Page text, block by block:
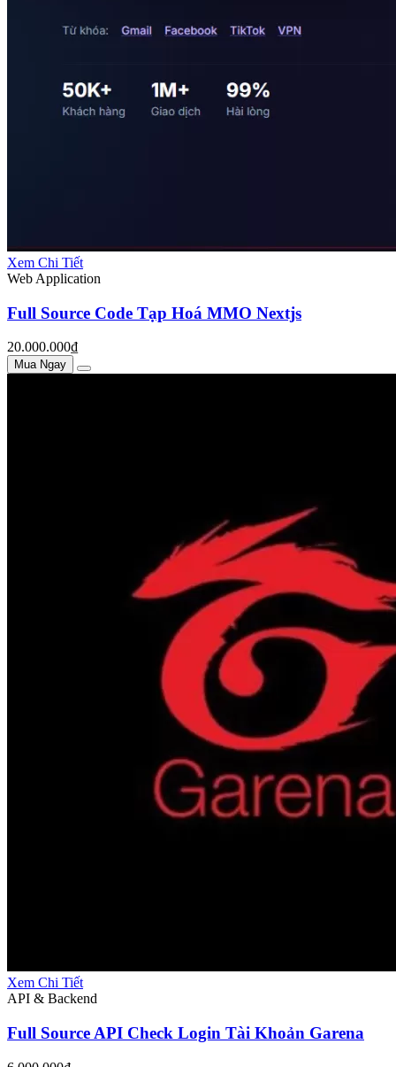
Xem Chi Tiết
Web Application
Full Source Code Tạp Hoá MMO Nextjs
20.000.000₫
Mua Ngay
Xem Chi Tiết
API & Backend
Full Source API Check Login Tài Khoản Garena